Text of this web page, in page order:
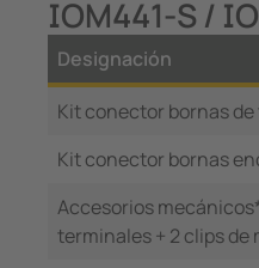
IOM441-S /
Designación
Kit conector bornas
Kit conector bornas
Accesorios
terminales + 2 clips de